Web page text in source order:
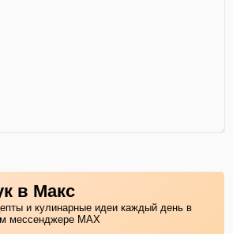
в Макс
и кулинарные идеи каждый день в
мессенджере MAX